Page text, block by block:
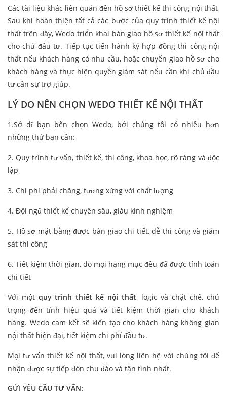
Các tài liệu khác liên quán đền hồ sơ thiết kế thi công nội thất
Sau khi hoàn thiện tất cả các bước của quy trình thiết kế nội
thất trên đây, Wedo triển khai bàn giao hồ sơ thiết kế nội thất
cho chủ đầu tư. Tiếp tục tiến hành ký hợp đồng thi công nội
thất nếu khách hàng có nhu cầu, hoặc chuyển giao hồ sơ cho
khách hàng và thực hiện quyền giám sát nếu cần khi chủ đầu
tư cần sự trợ giúp.
LÝ DO NÊN CHỌN WEDO THIẾT KẾ NỘI THẤT
1.Sở dĩ bạn bên chọn Wedo, bởi chúng tôi có nhiều hơn
những thứ bạn cần:
2. Quy trình tư vấn, thiết kế, thi công, khoa học, rõ ràng và độc
lập
3. Chi phí phải chăng, tương xứng với chất lượng
4. Đội ngũ thiết kế chuyên sâu, giàu kinh nghiệm
5. Hồ sơ mặt bằng được bàn giao chi tiết, dễ thi công và giám
sát thi công
6. Tiết kiệm thời gian, do mọi hạng mục đều đã được tính toán
chi tiết
Với một quy trình thiết kế nội thất, logic và chặt chẽ, chú
trọng đến tính hiệu quả và tiết kiệm thời gian cho khách
hàng. Wedo cam kết sẽ kiến tạo cho khách hàng không gian
nội thất hiện đại, tiết kiệm chi phí đầu tư.
Mọi tư vấn thiết kế nội thất, vui lòng liên hệ với chúng tôi để
nhận được sự tiếp đón chu đáo và tận tình nhất.
GỬI YÊU CẦU TƯ VẤN: